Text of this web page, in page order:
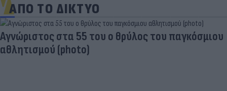
ΑΠΟ ΤΟ ΔΙΚΤΥΟ
Aγνώριστος στα 55 του ο θρύλος του παγκόσμιου
αθλητισμού (photo)